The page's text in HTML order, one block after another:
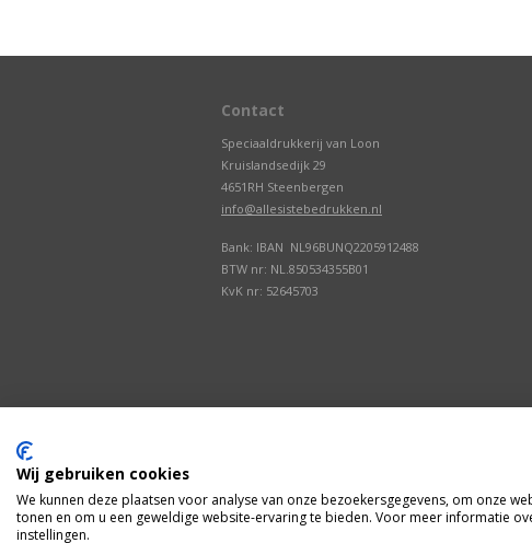
Contact
Speciaaldrukkerij van Loon
Kruislandsedijk 29
4651RH Steenbergen
info@allesistebedrukken.nl
Bank: IBAN NL96BUNQ2205912488
BTW nr: NL.850534355B01
KvK nr: 52645703
Wij gebruiken cookies
We kunnen deze plaatsen voor analyse van onze bezoekersgegevens, om onze
tonen en om u een geweldige website-ervaring te bieden. Voor meer informatie
instellingen.